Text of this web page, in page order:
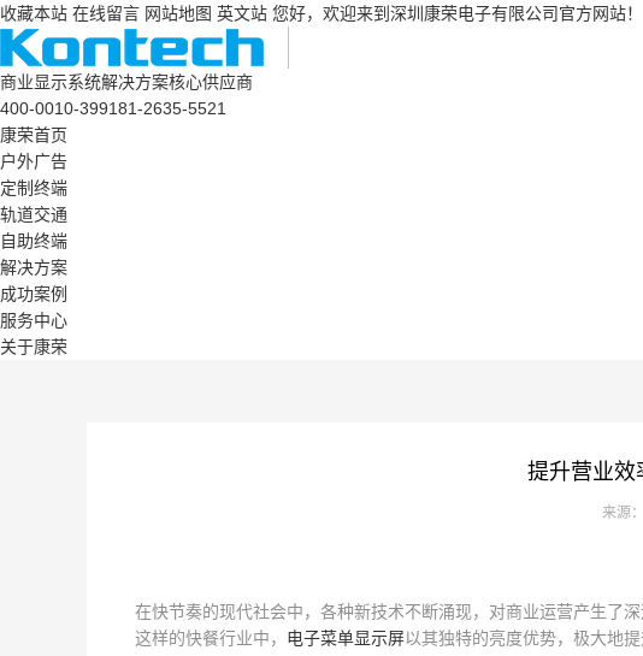
收藏本站 在线留言 网站地图 英文站 您好，欢迎来到深圳康荣电子有限公司官方网站！
商业显示系统解决方案核心供应商
400-0010-399181-2635-5521
康荣首页
户外广告
定制终端
轨道交通
自助终端
解决方案
成功案例
服务中心
关于康荣
提升营业效
来源
在快节奏的现代社会中，各种新技术不断涌现，对商业运营产生了
这样的快餐行业中， 电子菜单显示屏以其独特的亮度优势，极大地